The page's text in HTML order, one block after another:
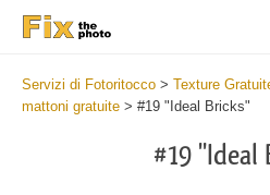
Servizi di Fotoritocco > Texture
mattoni gratuite > #19 "Ideal Bricks"
#19 "Ideal